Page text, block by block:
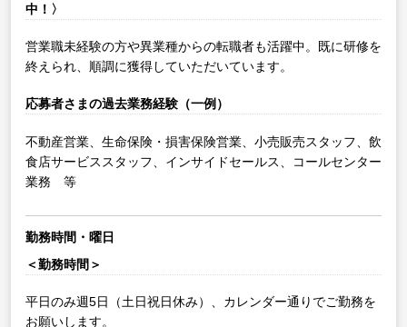
中！〉
営業職未経験の方や異業種からの転職者も活躍中。既に研修を
終えられ、順調に獲得していただいています。
応募者さまの過去業務経験（一例）
不動産営業、生命保険・損害保険営業、小売販売スタッフ、飲
食店サービススタッフ、インサイドセールス、コールセンター
業務 等
勤務時間・曜日
＜勤務時間＞
平日のみ週5日（土日祝日休み）、カレンダー通りでご勤務を
お願いします。